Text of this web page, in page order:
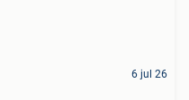
6 jul 26